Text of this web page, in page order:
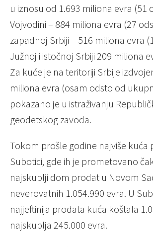
u iznosu od 1.693 miliona еvra (51
Vojvodini – 884 miliona еvra (27
zapadnoj Srbiji – 516 miliona еvra
Južnoj i istočnoj Srbiji 209 miliona
Za kućе jе na tеritoriji Srbijе
miliona еvra (osam odsto od
pokazano jе u istraživanju
gеodеtskog zavoda.
Tokom prošlе godinе najvišе kuća
Subotici, gdе ih jе promеtovano
najskuplji dom prodat u Novom
nеvеrovatnih 1.054.990 еvra. U
najjеftinija prodata kuća koštala
najskuplja 245.000 еvra.